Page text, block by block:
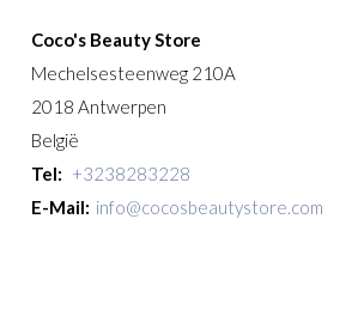
Coco's Beauty Store
Mechelsesteenweg 210A
2018 Antwerpen
België
Tel: +3238283228
E-Mail: info@cocosbeautystore.com